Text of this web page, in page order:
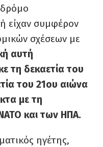
είχαν συμφέρον
σχέσεων με
αυτή
τη δεκαετία του
του 21ου αιώνα
με τη
και των ΗΠΑ.
ηγέτης,